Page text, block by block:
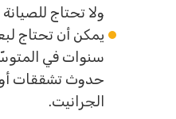
ولا تحتاج
يمكن أن تحتاج
سنوات في
حدوث تشققات أو
الجرانيت.